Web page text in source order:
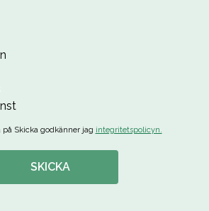
Skicka godkänner jag integritetspolicyn.
SKICKA